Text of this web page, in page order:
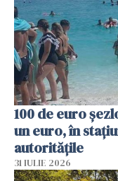
100 de euro
un euro, în
autoritățile
31 IULIE 2026